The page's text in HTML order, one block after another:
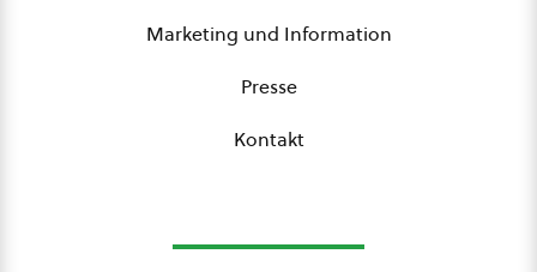
Marketing und Information
Presse
Kontakt